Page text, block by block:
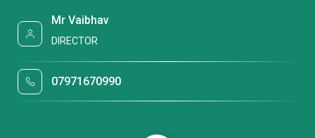
Mr Vaibhav
DIRECTOR
07971670990